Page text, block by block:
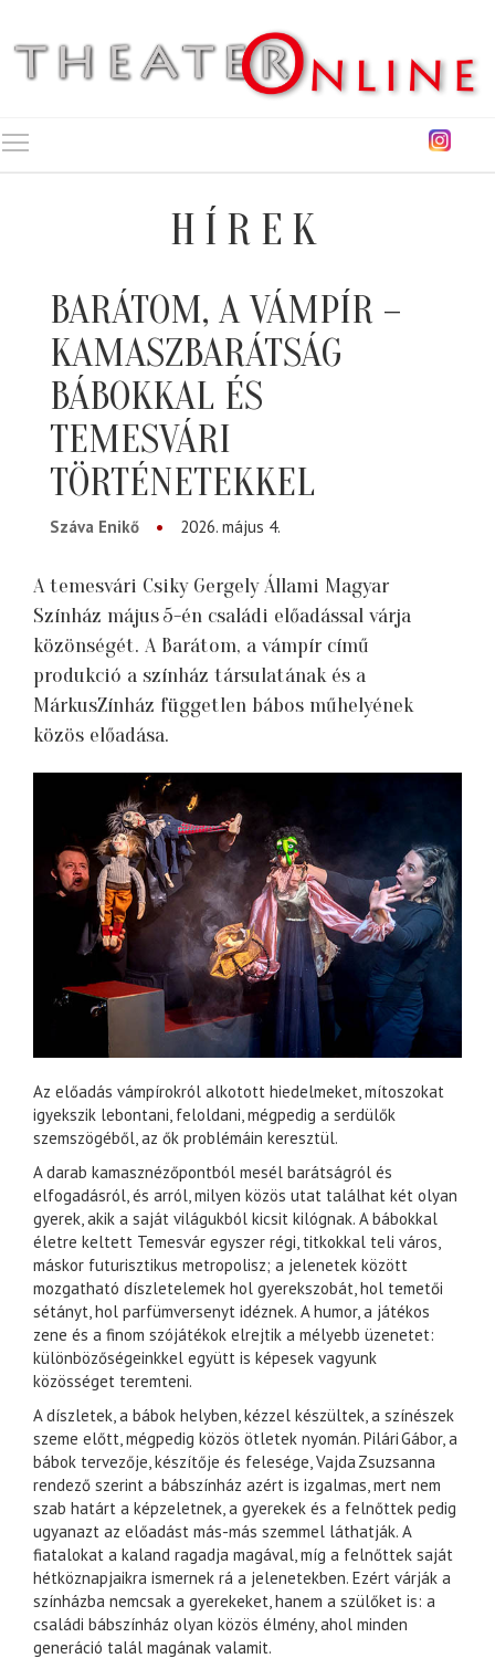
HÍREK
BARÁTOM, A VÁMPÍR –
KAMASZBARÁTSÁG
BÁBOKKAL ÉS
TEMESVÁRI
TÖRTÉNETEKKEL
Száva Enikő 2026. május 4.
A temesvári Csiky Gergely Állami Magyar
Színház május 5-én családi előadással várja
közönségét. A Barátom, a vámpír című
produkció a színház társulatának és a
MárkusZínház független bábos műhelyének
közös előadása.
Az előadás vámpírokról alkotott hiedelmeket, mítoszokat
igyekszik lebontani, feloldani, mégpedig a serdülők
szemszögéből, az ők problémáin keresztül.
A darab kamasznézőpontból mesél barátságról és
elfogadásról, és arról, milyen közös utat találhat két olyan
gyerek, akik a saját világukból kicsit kilógnak. A bábokkal
életre keltett Temesvár egyszer régi, titkokkal teli város,
máskor futurisztikus metropolisz; a jelenetek között
mozgatható díszletelemek hol gyerekszobát, hol temetői
sétányt, hol parfümversenyt idéznek. A humor, a játékos
zene és a finom szójátékok elrejtik a mélyebb üzenetet:
különbözőségeinkkel együtt is képesek vagyunk
közösséget teremteni.
A díszletek, a bábok helyben, kézzel készültek, a színészek
szeme előtt, mégpedig közös ötletek nyomán. Pilári Gábor, a
bábok tervezője, készítője és felesége, Vajda Zsuzsanna
rendező szerint a bábszínház azért is izgalmas, mert nem
szab határt a képzeletnek, a gyerekek és a felnőttek pedig
ugyanazt az előadást más-más szemmel láthatják. A
fiatalokat a kaland ragadja magával, míg a felnőttek saját
hétköznapjaikra ismernek rá a jelenetekben. Ezért várják a
színházba nemcsak a gyerekeket, hanem a szülőket is: a
családi bábszínház olyan közös élmény, ahol minden
generáció talál magának valamit.